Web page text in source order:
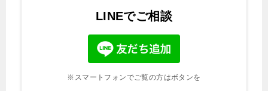
LINEでご相談
※スマートフォンでご覧の方はボタンを